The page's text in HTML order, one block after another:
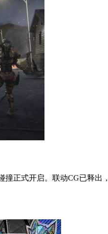
撞正式开启。联动CG已释